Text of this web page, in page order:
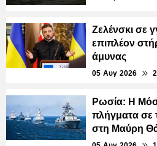
Ζελένσκι σε
επιπλέον
άμυνας
05 Αυγ 2026
Ρωσία: Η
πλήγματα σε
στη Μαύρη